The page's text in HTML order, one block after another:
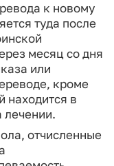
к новому
туда после
месяц со дня
или
кроме
находится в
лечении.
отчисленные